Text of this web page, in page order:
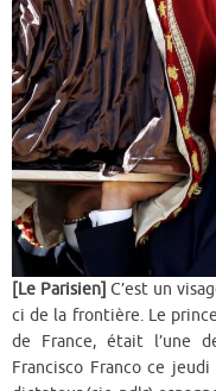
[Le Parisien]C’est un
ci de la frontière. Le prince
de France, était l’une
Francisco Franco ce